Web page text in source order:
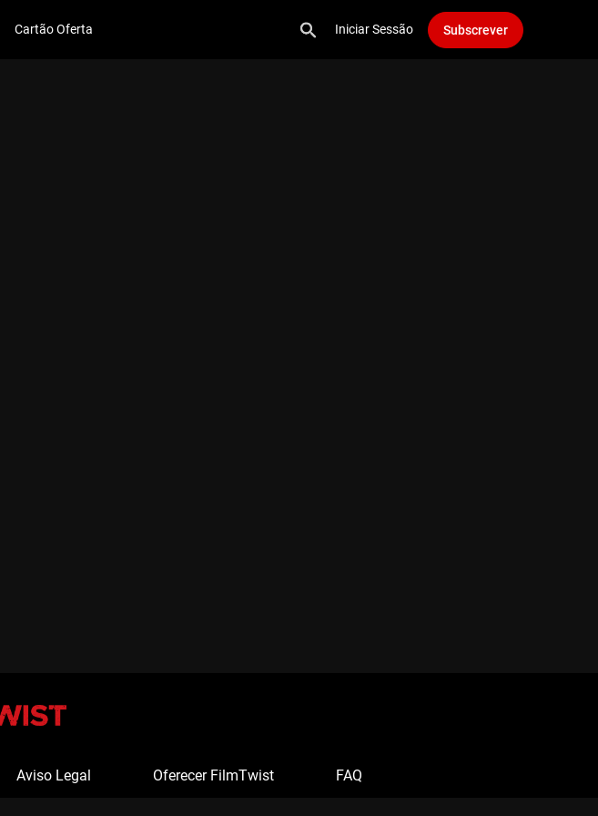
Cartão Oferta Iniciar Sessão Subscrever
Aviso Legal Oferecer FilmTwist FAQ